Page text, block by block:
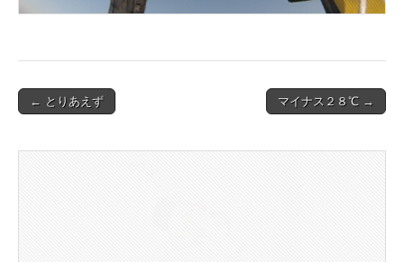
Post← とりあえず マイナス２８℃ →